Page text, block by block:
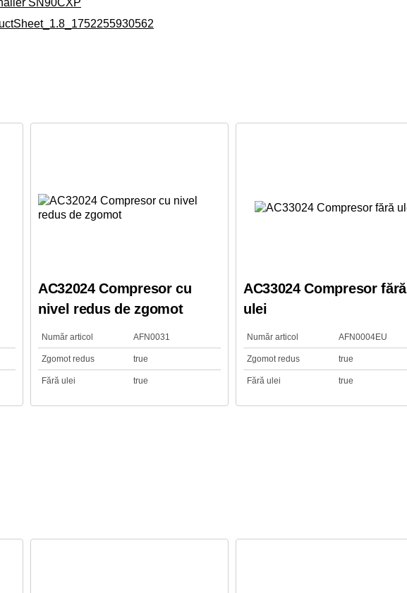
SN90CXP
AC32024 Compresor cu
nivel redus de zgomot
Număr articol AFN0031
Zgomot redus true
Fără ulei true
AC33024 Compresor fără
ulei
Număr articol AFN0004EU
Zgomot redus true
Fără ulei true